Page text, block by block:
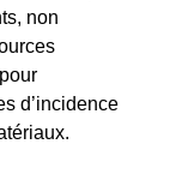
non
d’incidence